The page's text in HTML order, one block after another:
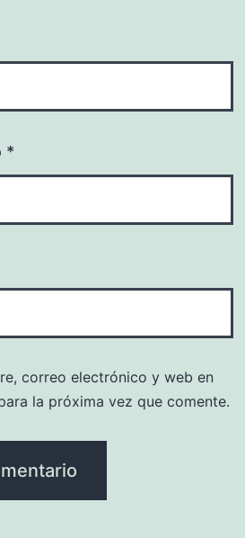
*
correo electrónico y web en
la próxima vez que comente.